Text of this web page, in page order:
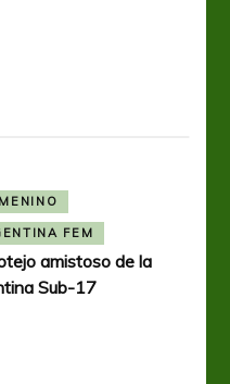
FEM
amistoso de la
Sub-17